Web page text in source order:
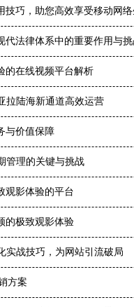
技巧，助您高效享受移动网
代法律体系中的重要作用与
的在线视频平台解析
拉陆海新通道高效运营
与价值保障
管理的关键与挑战
观影体验的平台
的极致观影体验
实战技巧，为网站引流破局
方案